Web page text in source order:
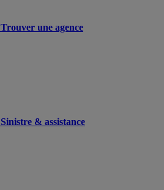
Trouver une agence
Sinistre & assistance